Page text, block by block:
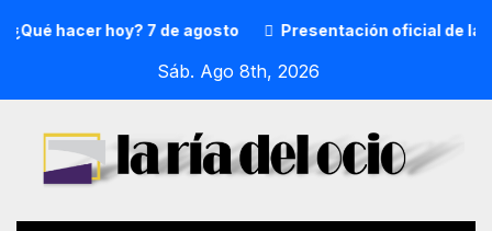
¿Qué hacer hoy? 7 de agosto Presentación oficial de la
Sáb. Ago 8th, 2026